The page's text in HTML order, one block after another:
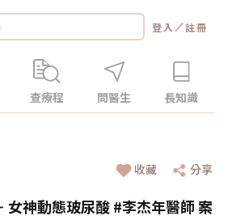
登入 ／註冊
查療程 問醫生 長知識
收藏 分享
女神動態玻尿酸 #李杰年醫師 案